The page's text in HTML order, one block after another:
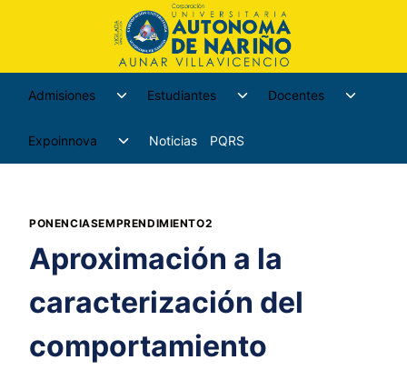
Admisiones Estudiantes Docentes
Expoinnova Noticias PQRS
PONENCIASEMPRENDIMIENTO2
Aproximación a la
caracterización del
comportamiento